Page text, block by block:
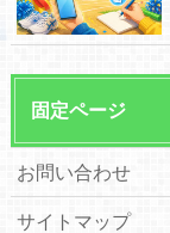
固定ページ
お問い合わせ
サイトマップ